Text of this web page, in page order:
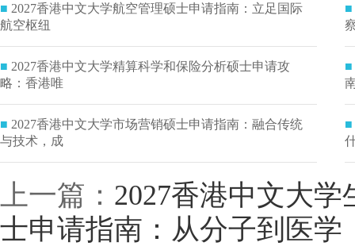
■ 2027香港中文大学航空管理硕士申请指南：立足国际
航空枢纽
■ 2027香港中文大学精算科学和保险分析硕士申请攻
略：香港唯
■ 2027香港中文大学市场营销硕士申请指南：融合传统
与技术，成
■
■
■
上一篇： 2027香港中文大
士申请指南：从分子到医学